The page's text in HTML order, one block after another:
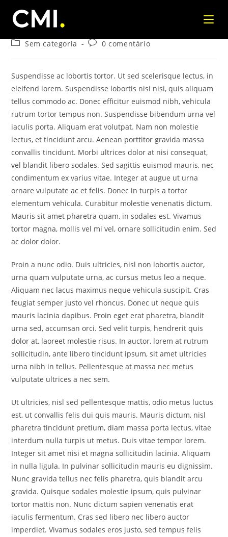
matheuscmi
Sem categoria
0 comentário
Suspendisse ac lobortis tortor. Ut sed scelerisque lectus, in
eleifend lorem. Suspendisse lobortis nisi nisi, quis aliquam
tellus commodo ac. Donec efficitur euismod nibh, vehicula
rutrum tortor tempus non. Suspendisse bibendum urna vel
iaculis porta. Aliquam erat volutpat. Nam non molestie
lectus, et tincidunt arcu. Aenean porttitor gravida massa
convallis tincidunt. Morbi ultrices dolor at nisi consequat,
vel blandit libero sodales. Sed sagittis euismod mauris, nec
condimentum ex varius vitae. Integer at augue ut urna
ornare vulputate ac et felis. Donec in turpis a tortor
elementum vehicula. Curabitur molestie venenatis dictum.
Mauris sit amet pharetra quam, in sodales est. Vivamus
tortor magna, mollis vel mi vel, ornare sollicitudin enim. Sed
ac dolor dolor.
Proin a nunc odio. Duis ultricies, nisl non lobortis auctor,
urna quam vulputate urna, ac cursus metus leo a neque.
Aliquam nec lacus maximus neque vehicula suscipit. Cras
feugiat semper justo vel rhoncus. Donec ut neque quis
mauris lacinia dapibus. Proin eget erat pharetra, blandit
urna sed, accumsan orci. Sed velit turpis, hendrerit quis
dolor at, laoreet molestie risus. In auctor, lorem at rutrum
sollicitudin, ante libero tincidunt ipsum, sit amet ultricies
urna nibh in tellus. Pellentesque at massa nec metus
vulputate ultrices a nec sem.
Ut ultricies, nisl sed pellentesque mattis, odio metus luctus
est, ut convallis felis dui quis mauris. Mauris dictum, nisl
pharetra tincidunt pretium, diam massa porta lectus, vitae
interdum nulla turpis ut metus. Duis vitae tempor lorem.
Integer sit amet nisi et magna sollicitudin lacinia. Aliquam
in nulla ligula. In pulvinar sollicitudin mauris eu dignissim.
Nunc gravida tellus nec felis pharetra, quis blandit arcu
gravida. Quisque sodales molestie ipsum, quis pulvinar
tortor mattis non. Nunc dictum sapien venenatis erat
iaculis fermentum. Cras sed libero nec libero auctor
imperdiet. Vivamus sodales eros justo, sed tempus felis